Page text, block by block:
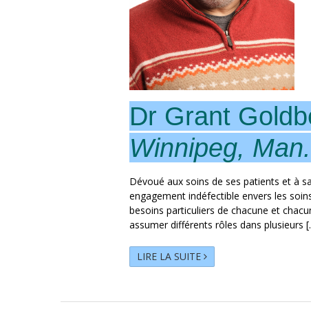
Dr Grant
Winnipeg, Man.
Dévoué aux soins de ses patients et à
engagement indéfectible envers les
besoins particuliers de chacune et
assumer différents rôles dans plusieurs
LIRE LA SUITE